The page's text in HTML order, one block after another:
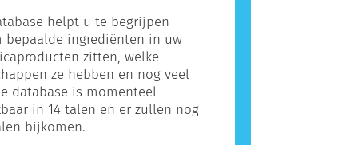
helpt u te begrijpen
bepaalde ingrediënten in uw
zitten, welke
ze hebben en nog veel
database is momenteel
in 14 talen en er zullen nog
bijkomen.